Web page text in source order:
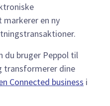
en ny
du bruger Peppol til
transformerer dine
Connected business i